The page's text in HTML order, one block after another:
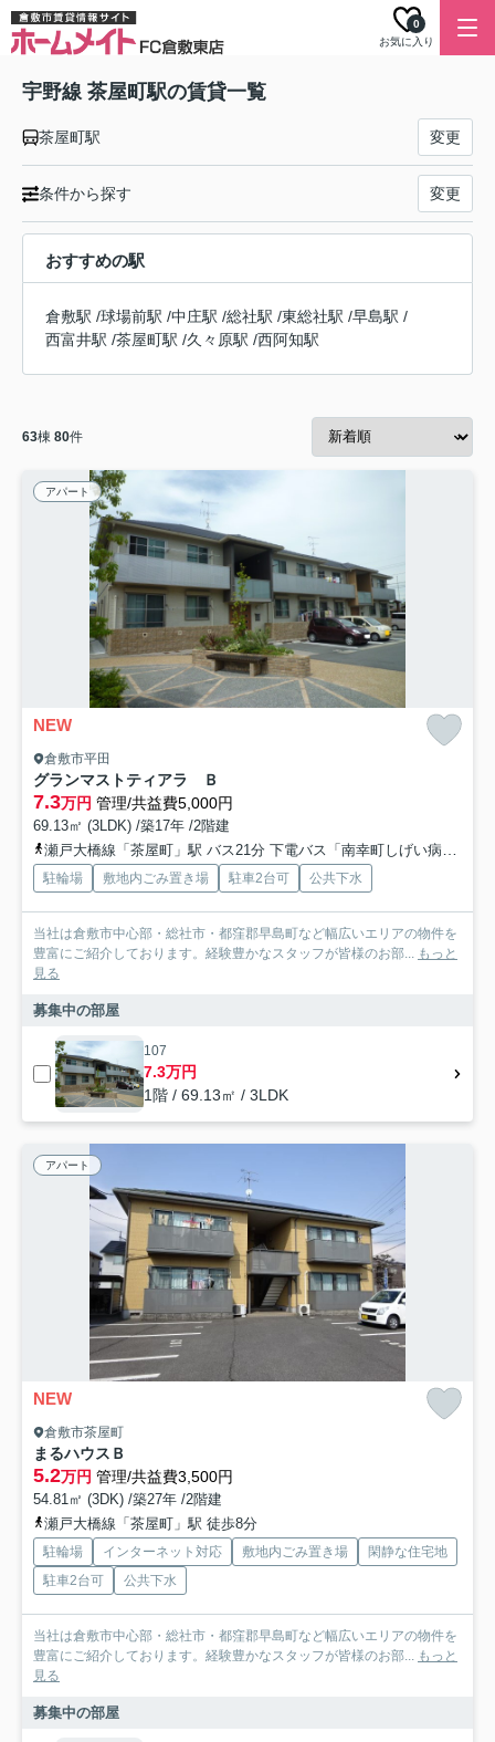
お気に入り
0
宇野線 茶屋町駅の賃貸一覧
茶屋町駅 変更
条件から探す 変更
おすすめの駅
倉敷駅 /球場前駅 /中庄駅 /総社駅 /東総社駅 /早島駅 /
西富井駅 /茶屋町駅 /久々原駅 /西阿知駅
63棟 80件
アパート
NEW
倉敷市平田
グランマストティアラ Ｂ
7.3万円 管理/共益費5,000円
69.13㎡ (3LDK) /築17年 /2階建
瀬戸大橋線「茶屋町」駅 バス21分 下電バス「南幸町しげい病院前」 停歩21分
駐輪場 敷地内ごみ置き場 駐車2台可 公共下水
当社は倉敷市中心部・総社市・都窪郡早島町など幅広いエリアの物件を
豊富にご紹介しております。経験豊かなスタッフが皆様のお部... もっと
見る
募集中の部屋
107
7.3万円
1階 / 69.13㎡ / 3LDK
アパート
NEW
倉敷市茶屋町
まるハウスＢ
5.2万円 管理/共益費3,500円
54.81㎡ (3DK) /築27年 /2階建
瀬戸大橋線「茶屋町」駅 徒歩8分
駐輪場 インターネット対応 敷地内ごみ置き場
閑静な住宅地
駐車2台可
公共下水
当社は倉敷市中心部・総社市・都窪郡早島町など幅広いエリアの物件を
豊富にご紹介しております。経験豊かなスタッフが皆様のお部... もっと
見る
募集中の部屋